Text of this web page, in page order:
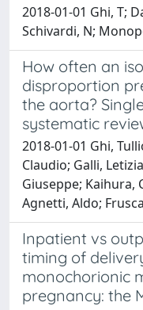
2018-01-01 Ghi, T;
Schivardi, N;
How often an
disproportion
the aorta?
systematic
2018-01-01 Ghi,
Claudio; Galli,
Giuseppe; Kaihura,
Agnetti, Aldo;
Inpatient vs
timing of
monochorionic
pregnancy: the